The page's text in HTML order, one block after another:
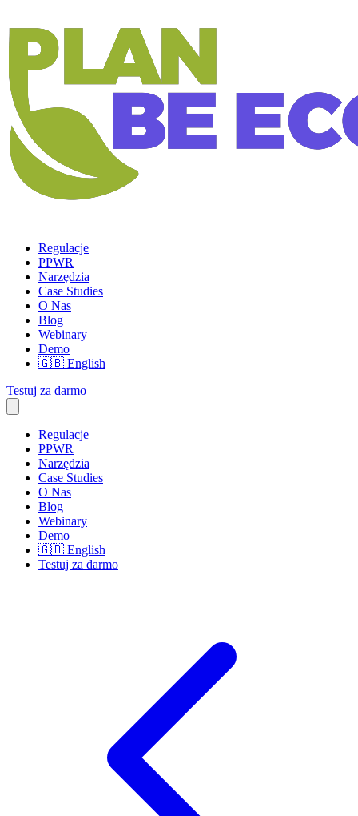
Regulacje
PPWR
Narzędzia
Case Studies
O Nas
Blog
Webinary
Demo
🇬🇧 English
Testuj za darmo
Regulacje
PPWR
Narzędzia
Case Studies
O Nas
Blog
Webinary
Demo
🇬🇧 English
Testuj za darmo